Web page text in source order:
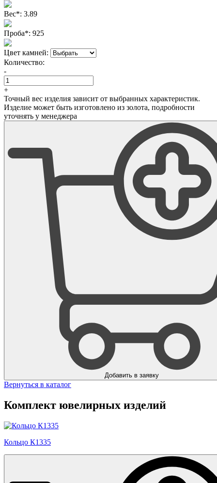
Вес*: 3.89
Проба*: 925
Цвет камней:
Количество:
-
+
Точный вес изделия зависит от выбранных характеристик.
Изделие может быть изготовлено из золота, подробности
уточнять у менеджера
Добавить в заявку
Вернуться в каталог
Комплект ювелирных изделий
Кольцо К1335